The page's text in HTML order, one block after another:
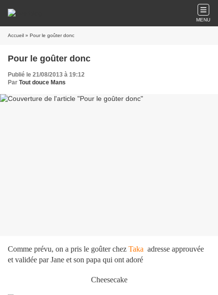
MENU
Accueil » Pour le goûter donc
Pour le goûter donc
Publié le 21/08/2013 à 19:12
Par Tout douce Mans
Comme prévu, on a pris le goûter chez Taka adresse approuvée
et validée par Jane et son papa qui ont adoré
Cheesecake